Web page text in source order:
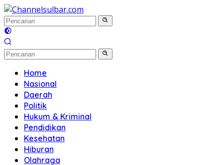
Langsung
ke
konten
Home
Nasional
Daerah
Politik
Hukum & Kriminal
Pendidikan
Kesehatan
Hiburan
Olahraga